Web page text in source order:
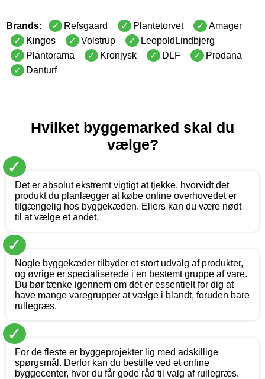
Brands: Refsgaard Plantetorvet
Amager
Kingos
Volstrup
LeopoldLindbjerg
Plantorama
Kronjysk DLF
Prodana
Danturf
Hvilket byggemarked skal du
vælge?
✓
Det er absolut ekstremt vigtigt at tjekke, hvorvidt det
produkt du planlægger at købe online overhovedet er
tilgængelig hos byggekæden. Ellers kan du være nødt
til at vælge et andet.
✓
Nogle byggekæder tilbyder et stort udvalg af produkter,
og øvrige er specialiserede i en bestemt gruppe af vare.
Du bør tænke igennem om det er essentielt for dig at
have mange varegrupper at vælge i blandt, foruden bare
rullegræs.
✓
For de fleste er byggeprojekter lig med adskillige
spørgsmål. Derfor kan du bestille ved et online
byggecenter, hvor du får gode råd til valg af rullegræs.